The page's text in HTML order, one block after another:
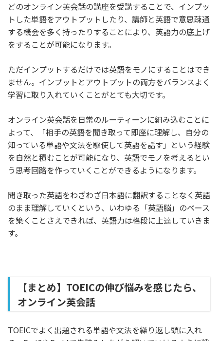
どのオンライン英会話の講座を受講することで、インプッ
トした単語をアウトプットしたり、講師と英語で意思疎通
する機会を多く持ったりすることにより、英語力の底上げ
をすることが可能になります。
ただインプットするだけでは英語をモノにすることはでき
ません。インプットとアウトプットの両方をバランスよく
学習に取り入れていくことがとても大切です。
オンライン英会話を日常のルーティーンに組み込むことに
よって、「相手の英語を聞き取って即座に理解し、自分の
知っている単語や文法を駆使して英語を話す」という経験
を自然と積むことが可能になり、英語でモノを考えるとい
う思考回路を作っていくことができるようになります。
聞き取った英語をわざわざ日本語に翻訳することなく英語
のまま理解していくという、いわゆる「英語脳」のベース
を築くことさえできれば、英語力は格段に上達していきま
す。
【まとめ】TOEICの伸び悩みを感じたら、
オンライン英会話
TOEICでよく出題される単語や文法を繰り返し頭に入れ